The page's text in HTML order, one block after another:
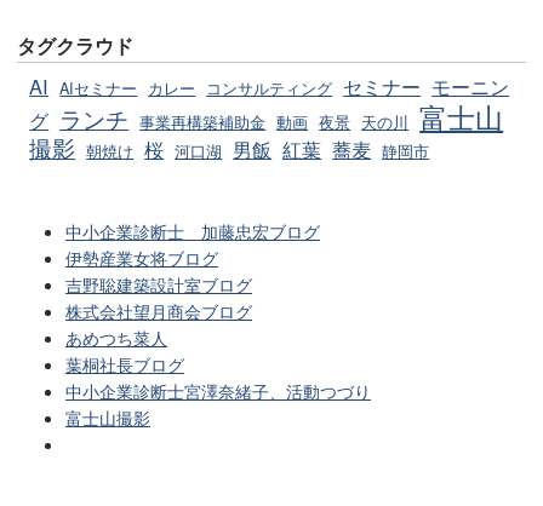
タグクラウド
AI AIセミナー カレー コンサルティング セミナー モーニン
グ ランチ 事業再構築補助金 動画 夜景 天の川 富士山
撮影 朝焼け 桜 河口湖 男飯 紅葉 蕎麦 静岡市
中小企業診断士 加藤忠宏ブログ
伊勢産業女将ブログ
吉野聡建築設計室ブログ
株式会社望月商会ブログ
あめつち菜人
葉桐社長ブログ
中小企業診断士宮澤奈緒子、活動つづり
富士山撮影